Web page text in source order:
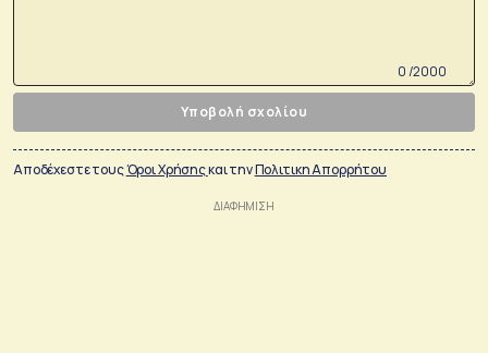
0 /2000
Υποβολή σχολίου
Αποδέχεστε τουςΌροι Χρήσηςκαι τηνΠολιτικη Απορρήτου